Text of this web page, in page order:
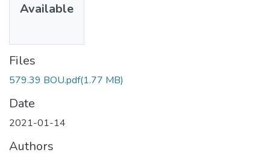
Available
Files
579.39 BOU.pdf(1.77 MB)
Date
2021-01-14
Authors